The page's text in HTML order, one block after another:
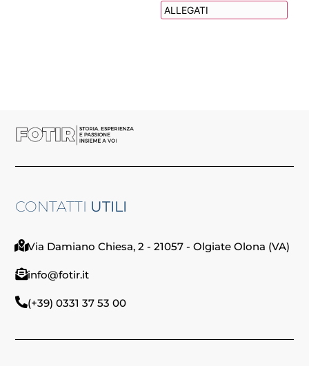
ALLEGATI
CONTATTI UTILI
Via Damiano Chiesa, 2 - 21057 - Olgiate Olona (VA)
info@fotir.it
(+39) 0331 37 53 00